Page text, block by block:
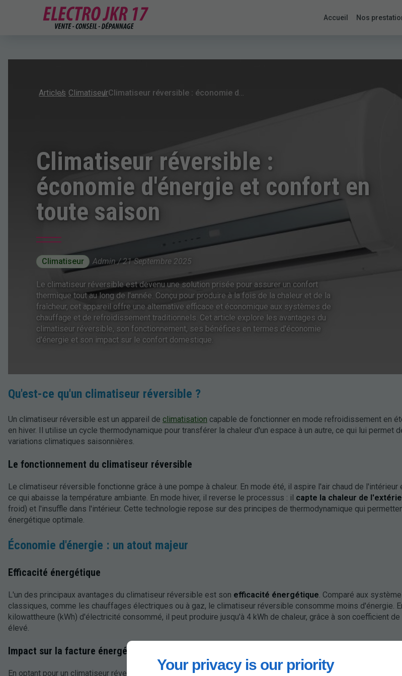
Your privacy is our priority
Accueil Nos
Articles Climatiseur Climatiseur réversible : économie d'énergie et confort en toute saison
Climatiseur réversible :
économie d'énergie et confort en
toute saison
Climatiseur Admin / 21 Septembre 2025
Le climatiseur réversible est devenu une solution prisée pour assurer un confort
thermique tout au long de l'année. Conçu pour produire à la fois de la chaleur et de la
fraîcheur, cet appareil offre une alternative efficace et économique aux systèmes de
chauffage et de refroidissement traditionnels. Cet article explore les avantages du
climatiseur réversible, son fonctionnement, ses bénéfices en termes d'économie
d'énergie et son impact sur le confort domestique.
Qu'est-ce qu'un climatiseur réversible ?
Un climatiseur réversible est un appareil de climatisation capable de fonctionner en mode refroidissement en
en hiver. Il utilise un cycle thermodynamique pour transférer la chaleur d'un espace à un autre, ce qui lui permet
variations climatiques saisonnières.
Le fonctionnement du climatiseur réversible
Le climatiseur réversible fonctionne grâce à une pompe à chaleur. En mode été, il aspire l'air chaud de l'intérieur
ce qui abaisse la température ambiante. En mode hiver, il reverse le processus : il capte la chaleur de
froid) et l'insuffle dans l'intérieur. Cette technologie repose sur des principes de thermodynamique qui
énergétique optimale.
Économie d'énergie : un atout majeur
Efficacité énergétique
L'un des principaux avantages du climatiseur réversible est son efficacité énergétique . Comparé aux
classiques, comme les chauffages électriques ou à gaz, le climatiseur réversible consomme moins d'énergie.
kilowattheure (kWh) d'électricité consommé, il peut produire jusqu'à 4 kWh de chaleur, grâce à son coefficient
élevé.
Impact sur la facture énergétique
En optant pour un climatiseur réversible, les ménages peuvent réduire significativement leurs dépenses